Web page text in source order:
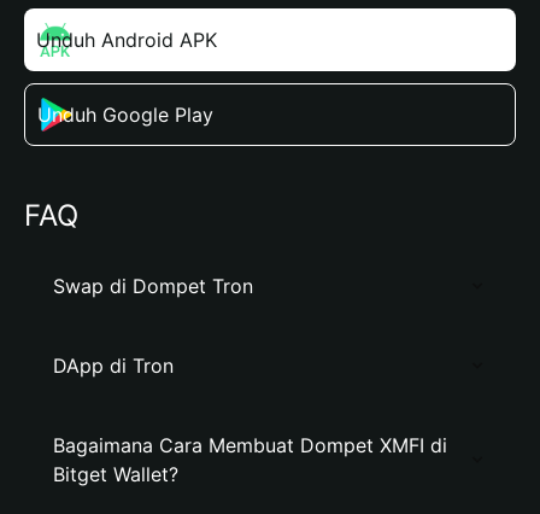
Unduh Android APK
Unduh Google Play
FAQ
Swap di Dompet Tron
DApp di Tron
Bagaimana Cara Membuat Dompet XMFI di
Bitget Wallet?